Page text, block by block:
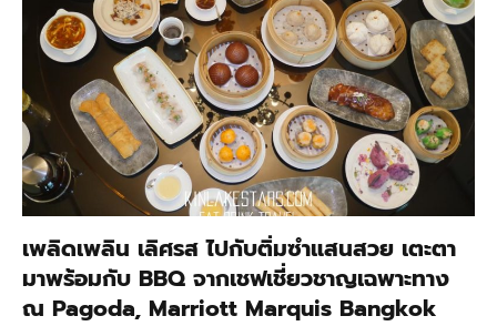
เพลิดเพลิน เลิศรส ไปกับติ่มซำแสนสวย เตะตา
มาพร้อมกับ BBQ จากเชฟเชี่ยวชาญเฉพาะทาง
ณ Pagoda, Marriott Marquis Bangkok